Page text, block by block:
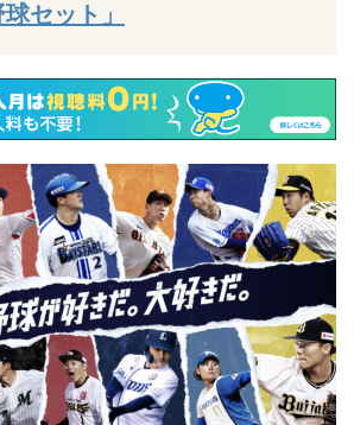
セット」